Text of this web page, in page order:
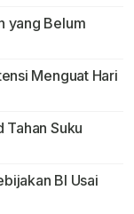
yang Belum
Menguat Hari
Tahan Suku
BI Usai